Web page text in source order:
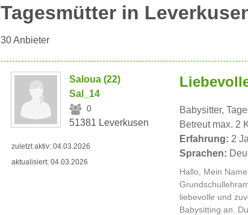
Tagesmütter in
30Anbieter
Saloua (22)
Sal_14
0
51381 Leverkusen
zuletzt aktiv: 04.03.2026
aktualisiert: 04.03.2026
Babysitter,
Betreut max. 2
Erfahrung: 2
Sprachen:
Hallo, Mein
liebevolle und
Babysitting an.